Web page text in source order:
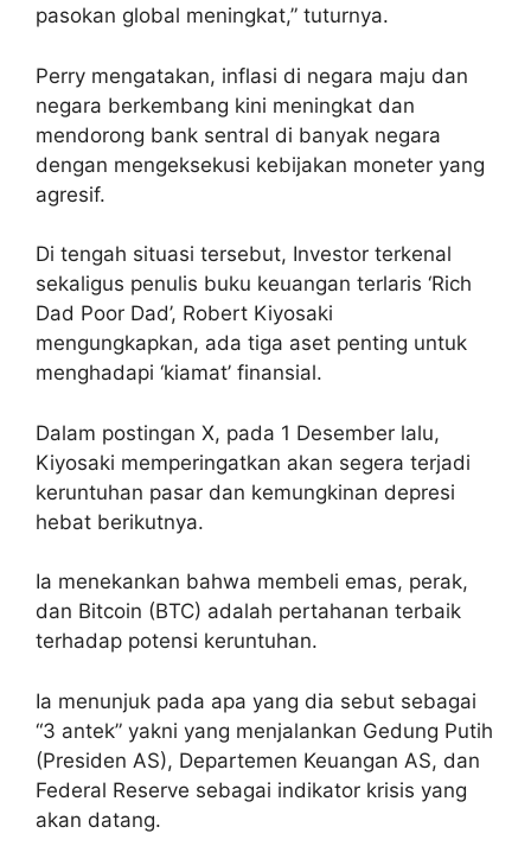
pasokan global meningkat,” tuturnya.
Perry mengatakan, inflasi di negara maju dan
negara berkembang kini meningkat dan
mendorong bank sentral di banyak negara
dengan mengeksekusi kebijakan moneter yang
agresif.
Di tengah situasi tersebut, Investor terkenal
sekaligus penulis buku keuangan terlaris ‘Rich
Dad Poor Dad’, Robert Kiyosaki
mengungkapkan, ada tiga aset penting untuk
menghadapi ‘kiamat’ finansial.
Dalam postingan X, pada 1 Desember lalu,
Kiyosaki memperingatkan akan segera terjadi
keruntuhan pasar dan kemungkinan depresi
hebat berikutnya.
Ia menekankan bahwa membeli emas, perak,
dan Bitcoin (BTC) adalah pertahanan terbaik
terhadap potensi keruntuhan.
Ia menunjuk pada apa yang dia sebut sebagai
“3 antek” yakni yang menjalankan Gedung Putih
(Presiden AS), Departemen Keuangan AS, dan
Federal Reserve sebagai indikator krisis yang
akan datang.